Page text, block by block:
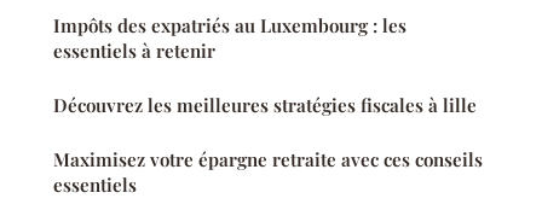
Impôts des expatriés au Luxembourg : les
essentiels à retenir
Découvrez les meilleures stratégies fiscales à lille
Maximisez votre épargne retraite avec ces conseils
essentiels